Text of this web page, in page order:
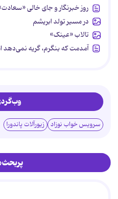
روز خبرنگار و جای خالی
در مسیر تولد ابریشم
تالاب «عینک»
آمدمت که بنگرم، گریه نمی‌دهد
سرویس خواب نوزاد زیورآلات پاندورا